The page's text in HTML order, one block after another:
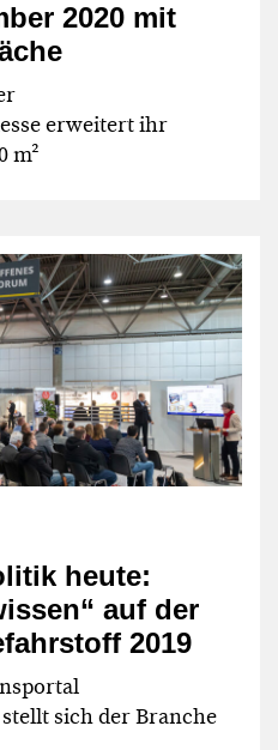
2020 mit
erweitert ihr
m²
heute:
auf der
2019
sich der Branche